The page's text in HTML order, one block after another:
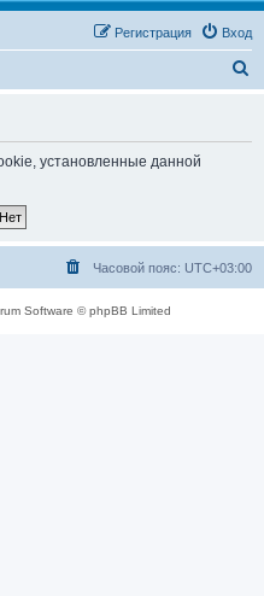
Вход
Регистрация
установленные данной
Часовой пояс: UTC+03:00
Software © phpBB Limited